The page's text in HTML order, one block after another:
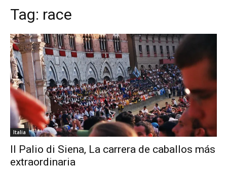
Thru
My
Tag: race
Italia
Il Palio di Siena, La carrera de caballos más
extraordinaria